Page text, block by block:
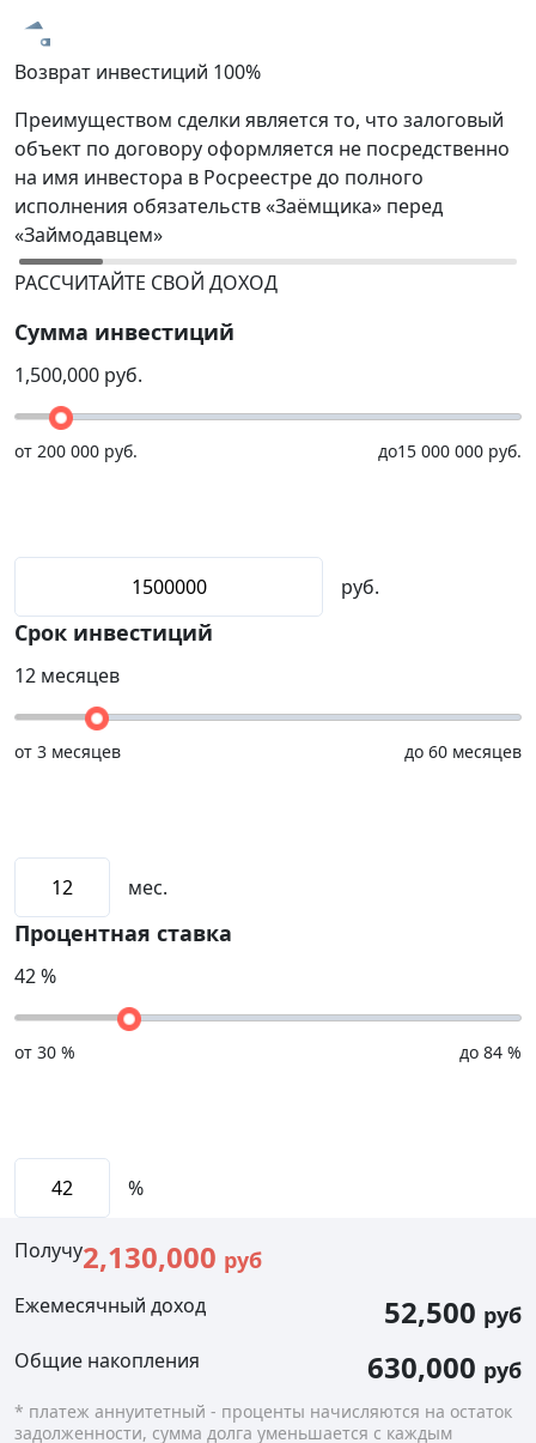
Возврат инвестиций 100%
Преимуществом сделки является то, что залоговый
объект по договору оформляется не посредственно
на имя инвестора в Росреестре до полного
исполнения обязательств «Заёмщика» перед
«Займодавцем»
РАССЧИТАЙТЕ СВОЙ ДОХОД
Сумма инвестиций
1,500,000 руб.
от 200 000 руб. до15 000 000 руб.
руб.
Срок инвестиций
12 месяцев
от 3 месяцев до 60 месяцев
мес.
Процентная ставка
42%
от 30 % до 84 %
%
Получу2,130,000 руб
Ежемесячный доход 52,500 руб
Общие накопления 630,000 руб
* платеж аннуитетный - проценты начисляются на остаток
задолженности, сумма долга уменьшается с каждым